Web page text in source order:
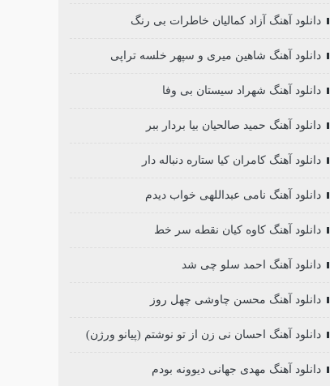
دانلود آهنگ آزاد کمالیان خاطرات بی رنگ
دانلود آهنگ شاهین میری و سپهر خلسه تراپی
دانلود آهنگ شهراد سیستان بی وفا
دانلود آهنگ حمید صالحیان بیا بردار ببر
دانلود آهنگ کامران کیا ستاره دنباله دار
دانلود آهنگ نامی عبداللهی خواب دیدم
دانلود آهنگ کاوه کیان نقطه سر خط
دانلود آهنگ احمد سلو چی شد
دانلود آهنگ محسن چاوشی چهل روز
دانلود آهنگ احسان نی زن از تو نوشتم (پیانو ورژن)
دانلود آهنگ مهدی جهانی دیوونه بودم